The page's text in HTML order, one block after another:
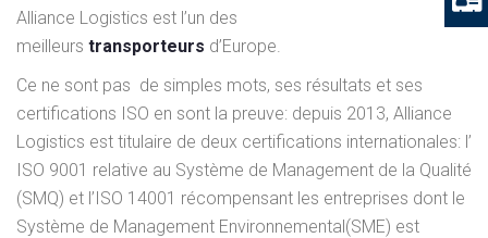
Alliance Logistics est l’un des
meilleurs transporteurs d’Europe.
Ce ne sont pas de simples mots, ses résultats et ses
certifications ISO en sont la preuve: depuis 2013, Alliance
Logistics est titulaire de deux certifications internationales: l’
ISO 9001 relative au Système de Management de la Qualité
(SMQ) et l’ISO 14001 récompensant les entreprises dont le
Système de Management Environnemental(SME) est